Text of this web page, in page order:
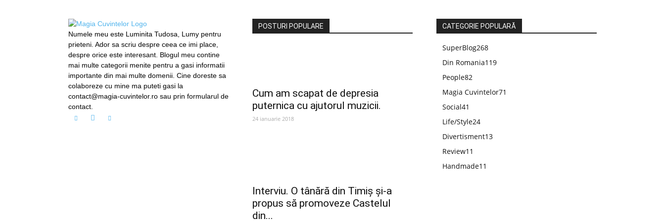
Numele meu este Luminita Tudosa, Lumy pentru
prieteni. Ador sa scriu despre ceea ce imi place,
despre orice este interesant. Blogul meu contine
mai multe categorii menite pentru a gasi informatii
importante din mai multe domenii. Cine doreste sa
colaboreze cu mine ma puteti gasi la
contact@magia-cuvintelor.ro sau prin formularul de
contact.
POSTURI POPULARE
Cum am scapat de depresia
puternica cu ajutorul muzicii.
24 ianuarie 2018
Interviu. O tânără din Timiș și-a
propus să promoveze Castelul
din...
CATEGORIE POPULARĂ
SuperBlog268
Din Romania119
People82
Magia Cuvintelor71
Social41
Life/Style24
Divertisment13
Review11
Handmade11